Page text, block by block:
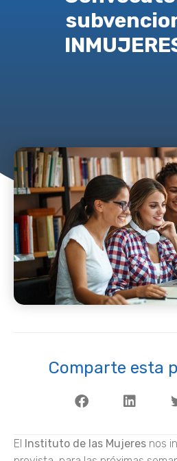
Comparte esta
El Instituto de las Mujeres nos